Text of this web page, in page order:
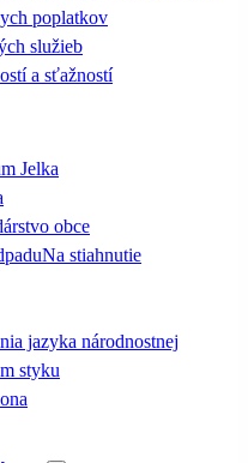
poplatkov
služieb
a sťažností
Jelka
obce
Na stiahnutie
jazyka národnostnej
styku